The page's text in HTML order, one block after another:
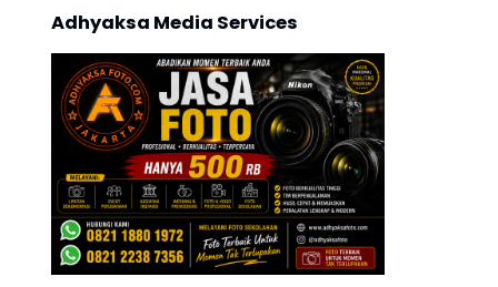
Adhyaksa Media Services